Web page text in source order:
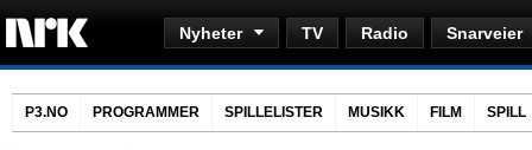
Nyheter TV Radio Snarveier
P3.NO PROGRAMMER SPILLELISTER MUSIKK FILM SPILL